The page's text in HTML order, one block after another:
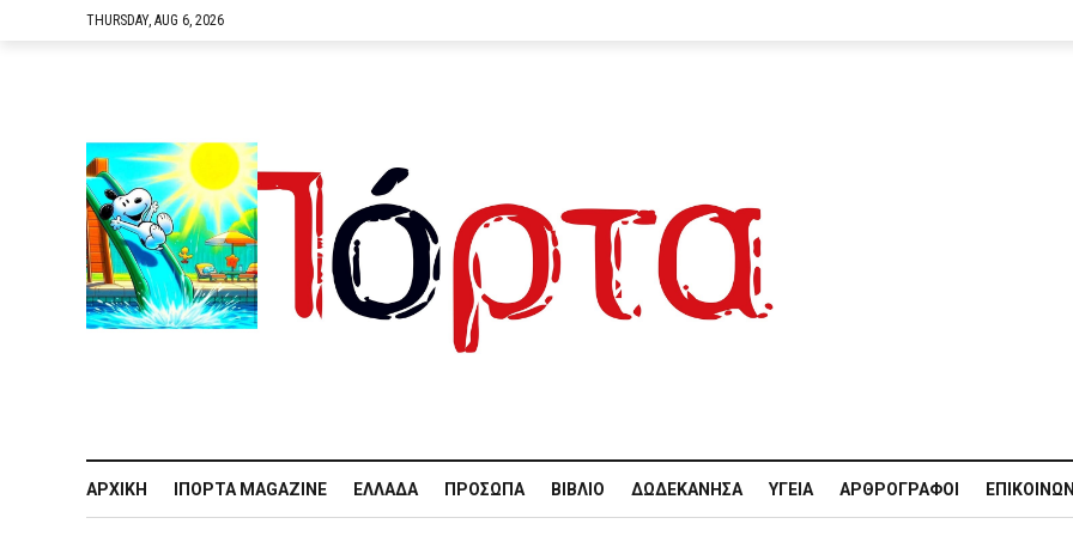
THURSDAY, AUG 6, 2026
ΑΡΧΙΚΉ IΠΌΡΤΑ MAGAZINE ΕΛΛΆΔΑ ΠΡΌΣΩΠΑ ΒΙΒΛΊΟ ΔΩΔΕΚΆΝΗΣΑ ΥΓΕΊΑ ΑΡΘΡΟΓΡΆΦΟΙ